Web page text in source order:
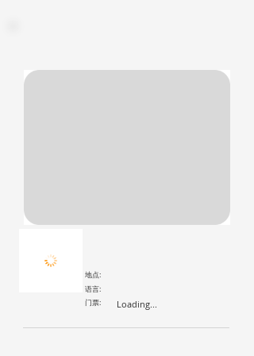
地点:
语言:
门票:
Loading...